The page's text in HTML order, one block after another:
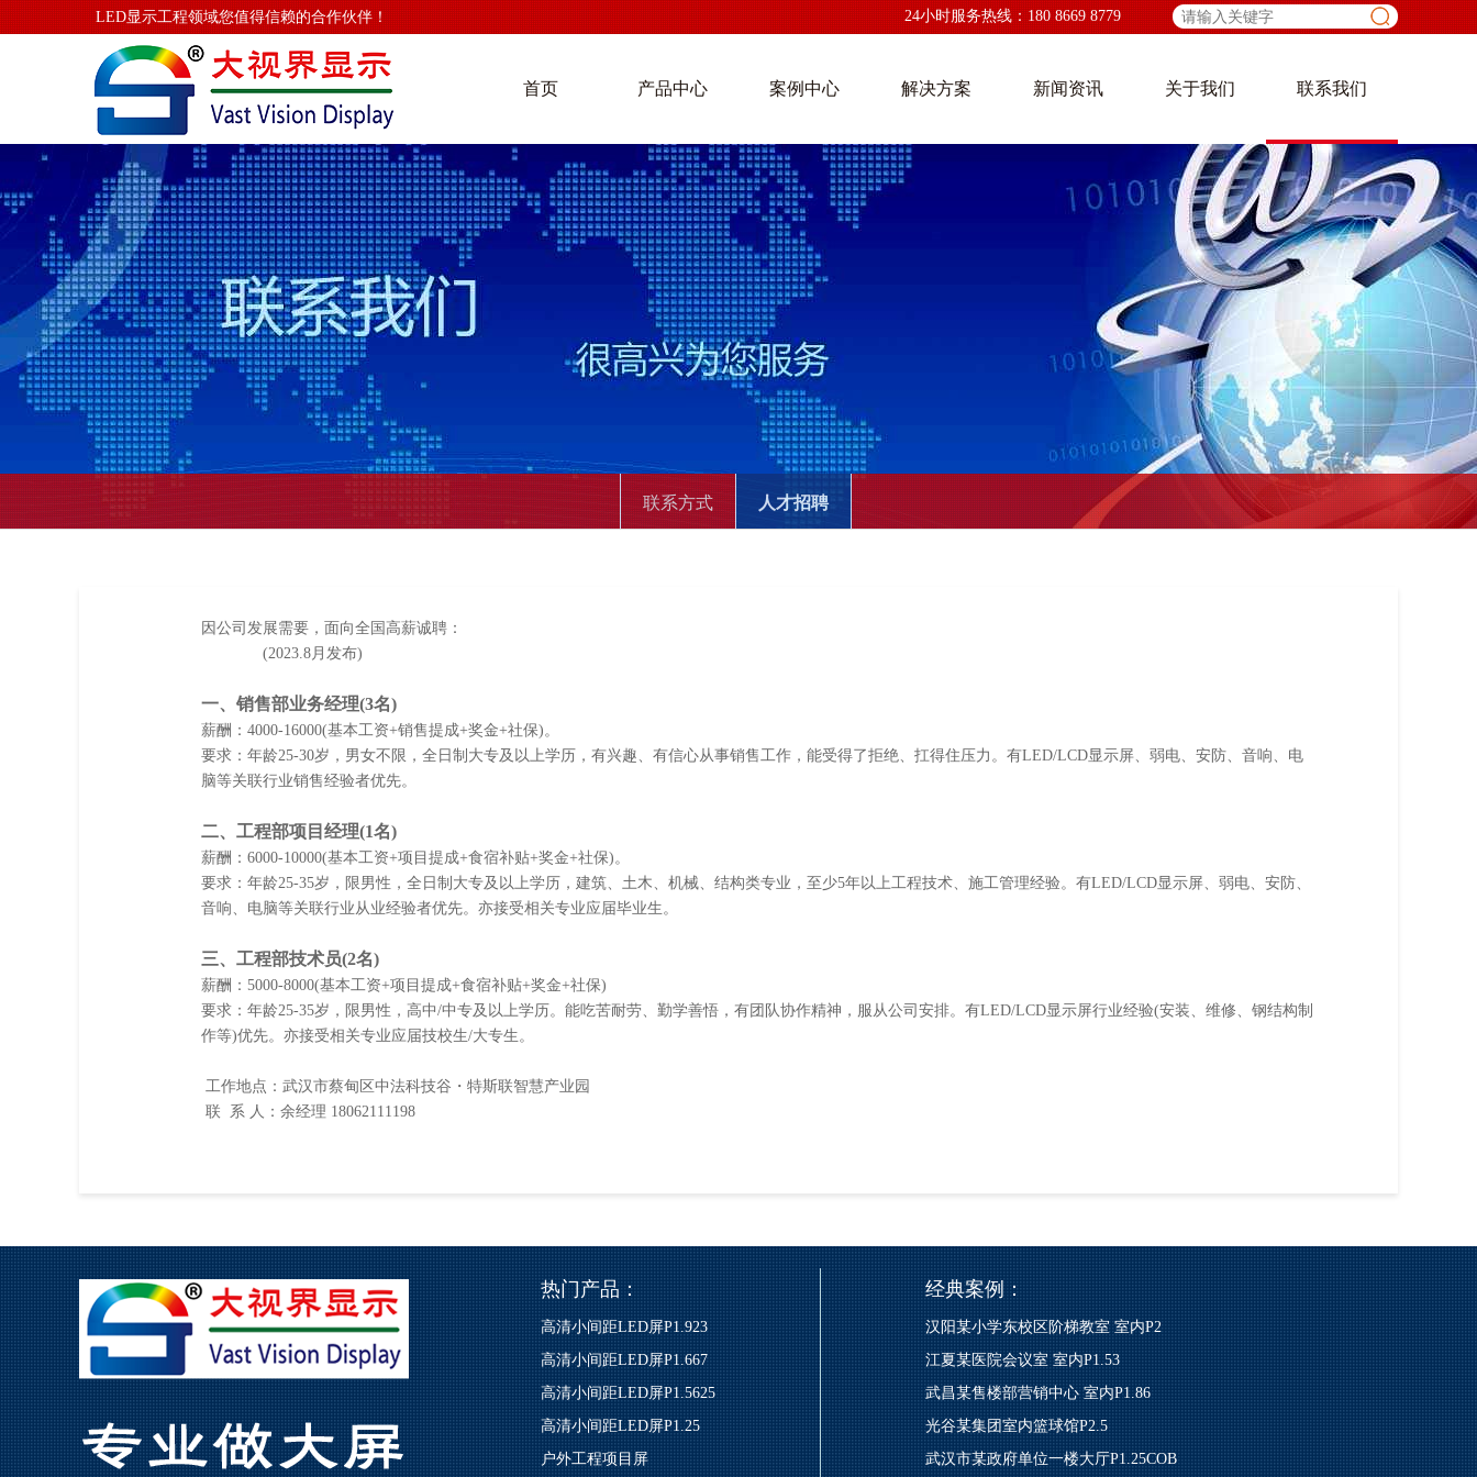
LED显示工程领域您值得信赖的合作伙伴！ 24小时服务热线：180 8669 8779
首页 产品中心 案例中心 解决方案 新闻资讯 关于我们 联系我们
联系方式 人才招聘
因公司发展需要，面向全国高薪诚聘：
(2023.8月发布)
一、销售部业务经理(3名)
薪酬：4000-16000(基本工资+销售提成+奖金+社保)。
要求：年龄25-30岁，男女不限，全日制大专及以上学历，有兴趣、有信心从事销售工作，能受得了拒绝、扛得住压力。有LED/LCD显示屏、弱电、安防、音响、电
脑等关联行业销售经验者优先。
二、工程部项目经理(1名)
薪酬：6000-10000(基本工资+项目提成+食宿补贴+奖金+社保)。
要求：年龄25-35岁，限男性，全日制大专及以上学历，建筑、土木、机械、结构类专业，至少5年以上工程技术、施工管理经验。有LED/LCD显示屏、弱电、安防、
音响、电脑等关联行业从业经验者优先。亦接受相关专业应届毕业生。
三、工程部技术员(2名)
薪酬：5000-8000(基本工资+项目提成+食宿补贴+奖金+社保)
要求：年龄25-35岁，限男性，高中/中专及以上学历。能吃苦耐劳、勤学善悟，有团队协作精神，服从公司安排。有LED/LCD显示屏行业经验(安装、维修、钢结构制
作等)优先。亦接受相关专业应届技校生/大专生。
工作地点：武汉市蔡甸区中法科技谷・特斯联智慧产业园
联 系 人：余经理 18062111198
热门产品：
高清小间距LED屏P1.923
高清小间距LED屏P1.667
高清小间距LED屏P1.5625
高清小间距LED屏P1.25
户外工程项目屏
经典案例：
汉阳某小学东校区阶梯教室 室内P2
江夏某医院会议室 室内P1.53
武昌某售楼部营销中心 室内P1.86
光谷某集团室内篮球馆P2.5
武汉市某政府单位一楼大厅P1.25COB